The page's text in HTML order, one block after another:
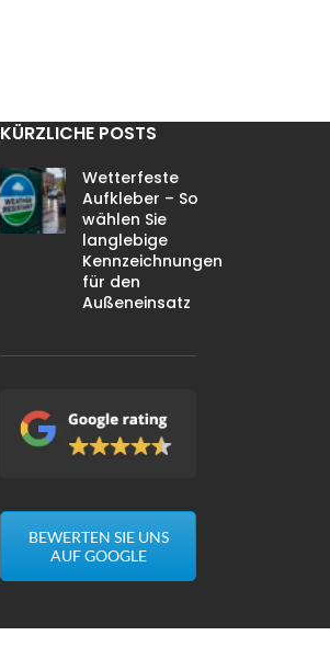
KÜRZLICHE POSTS
Wetterfeste
Aufkleber – So
wählen Sie
langlebige
Kennzeichnungen
für den
Außeneinsatz
BEWERTEN SIE UNS
AUF GOOGLE